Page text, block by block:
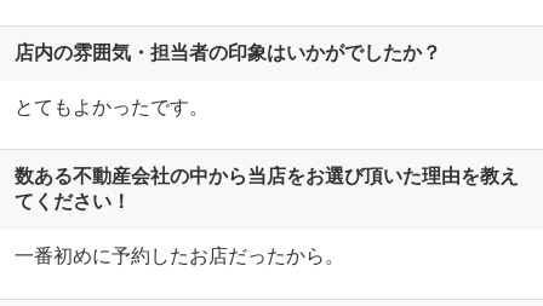
店内の雰囲気・担当者の印象はいかがでしたか？
とてもよかったです。
数ある不動産会社の中から当店をお選び頂いた理由を教え
てください！
一番初めに予約したお店だったから。